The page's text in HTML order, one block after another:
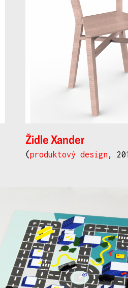
Židle Xander
(produktový design ,